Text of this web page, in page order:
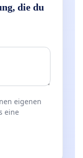
die du
eigenen
eine